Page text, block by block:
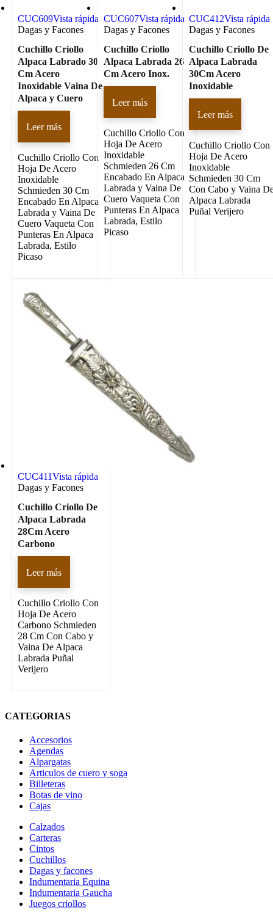
CUC609Vista rápida
Dagas y Facones
Cuchillo Criollo
Alpaca Labrado 30
Cm Acero
Inoxidable Vaina De
Alpaca y Cuero
Leer más
Cuchillo Criollo Con
Hoja De Acero
Inoxidable
Schmieden 30 Cm
Encabado En Alpaca
Labrada y Vaina De
Cuero Vaqueta Con
Punteras En Alpaca
Labrada, Estilo
Picaso
CUC607Vista rápida
Dagas y Facones
Cuchillo Criollo
Alpaca Labrada 26
Cm Acero Inox.
Leer más
Cuchillo Criollo Con
Hoja De Acero
Inoxidable
Schmieden 26 Cm
Encabado En Alpaca
Labrada y Vaina De
Cuero Vaqueta Con
Punteras En Alpaca
Labrada, Estilo
Picaso
CUC412Vista rápida
Dagas y Facones
Cuchillo Criollo De
Alpaca Labrada
30Cm Acero
Inoxidable
Leer más
Cuchillo Criollo Con
Hoja De Acero
Inoxidable
Schmieden 30 Cm
Con Cabo y Vaina
Alpaca Labrada
Puñal Verijero
CUC411Vista rápida
Dagas y Facones
Cuchillo Criollo De
Alpaca Labrada
28Cm Acero
Carbono
Leer más
Cuchillo Criollo Con
Hoja De Acero
Carbono Schmieden
28 Cm Con Cabo y
Vaina De Alpaca
Labrada Puñal
Verijero
CATEGORIAS
Accesorios
Agendas
Alpargatas
Articulos de cuero y soga
Billeteras
Botas de vino
Cajas
Calzados
Carteras
Cintos
Cuchillos
Dagas y facones
Indumentaria Equina
Indumentaria Gaucha
Juegos criollos